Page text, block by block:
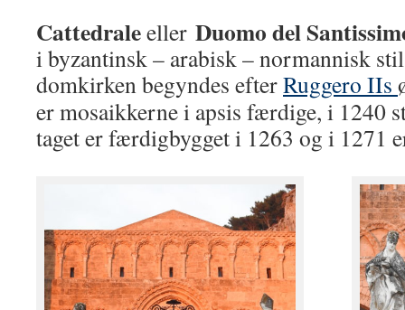
Cattedraleeller Duomo del
i byzantinsk – arabisk – normannisk
domkirken begyndes efterRuggero IIs
er mosaikkerne i apsis færdige, i 1240
taget er færdigbygget i 1263 og i 1271